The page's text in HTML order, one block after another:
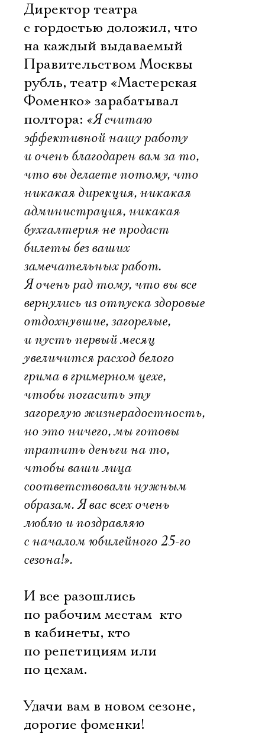
Директор театра
с гордостью доложил, что
на каждый выдаваемый
Правительством Москвы
рубль, театр «Мастерская
Фоменко» зарабатывал
полтора: «Я считаю
эффективной нашу работу
и очень благодарен вам за то,
что вы делаете потому, что
никакая дирекция, никакая
администрация, никакая
бухгалтерия не продаст
билеты без ваших
замечательных работ.
Я очень рад тому, что вы все
вернулись из отпуска здоровые
отдохнувшие, загорелые,
и пусть первый месяц
увеличится расход белого
грима в гримерном цехе,
чтобы погасить эту
загорелую жизнерадостность,
но это ничего, мы готовы
тратить деньги на то,
чтобы ваши лица
соответствовали нужным
образам. Я вас всех очень
люблю и поздравляю
с началом юбилейного 25-го
сезона!».
И все разошлись
по рабочим местам  кто
в кабинеты, кто
по репетициям или
по цехам.
Удачи вам в новом сезоне,
дорогие фоменки!